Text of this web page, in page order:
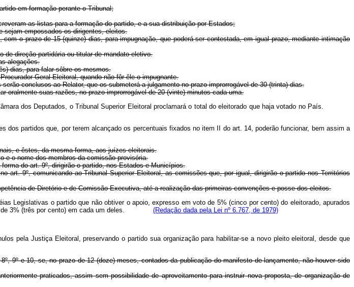
em formação perante o Tribunal;
as listas para a formação do partido, e a sua distribuição por Estados;
sejam empossados os dirigentes, eleitos.
o prazo de 15 (quinze) dias, para impugnação, que poderá ser contestada, em igual prazo, mediante intimação
de direção partidária ou titular de mandato eletivo.
alegações.
dias, para falar sôbre os mesmos.
Geral Eleitoral, quando não fôr êle o impugnante.
conclusos ao Relator, que os submeterá a julgamento no prazo improrrogável de 30 (trinta) dias.
oralmente suas razões, no prazo improrrogável de 20 (vinte) minutos cada uma.
dos Deputados, o Tribunal Superior Eleitoral proclamará o total do eleitorado que haja votado no País.
dos partidos que, por terem alcançado os percentuais fixados no item II do art. 14, poderão funcionar, bem assim a
e êstes, da mesma forma, aos juízes eleitorais.
e o nome dos membros da comissão provisória.
do art. 9º, dirigirão o partido, nos Estados e Municípios.
art. 9º, comunicando ao Tribunal Superior Eleitoral, as comissões que, por igual, dirigirão o partido nos Territórios
de Diretório e de Comissão Executiva, até a realização das primeiras convenções e posse dos eleitos.
Legislativas o partido que não obtiver o apoio, expresso em voto de 5% (cinco por cento) do eleitorado, apurados
de 3% (três por cento) em cada um deles. (Redação dada pela Lei nº 6.767, de 1979)
pela Justiça Eleitoral, preservando o partido sua organização para habilitar-se a novo pleito eleitoral, desde que
9º e 10, se, no prazo de 12 (doze) meses, contados da publicação do manifesto de lançamento, não houver sido
praticados, assim sem possibilidade de aproveitamento para instruir nova proposta, de organização de